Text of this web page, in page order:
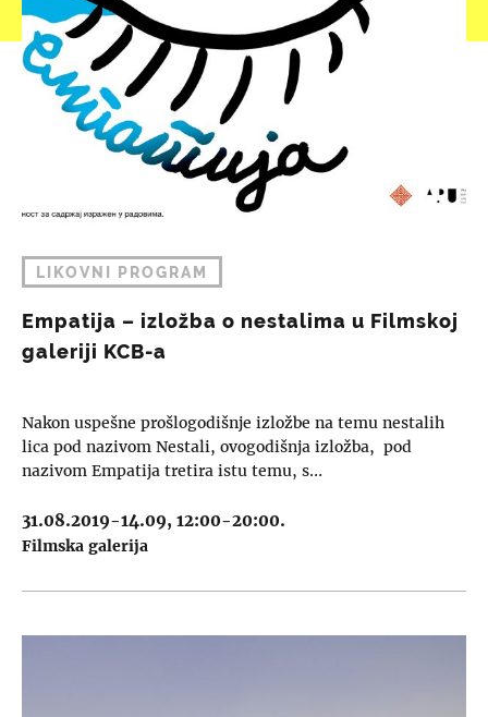
LIKOVNI PROGRAM
Empatija – izložba o nestalima u Filmskoj
galeriji KCB-a
Nakon uspešne prošlogodišnje izložbe na temu nestalih
lica pod nazivom Nestali, ovogodišnja izložba, pod
nazivom Empatija tretira istu temu, s…
31.08.2019-14.09, 12:00-20:00.
Filmska galerija